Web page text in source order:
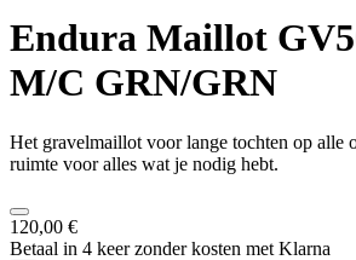
Endura Maillot
M/C GRN/GRN
Het gravelmaillot voor lange tochten op alle
ruimte voor alles wat je nodig hebt.
120,00 €
Betaal in 4 keer zonder kosten met Klarna